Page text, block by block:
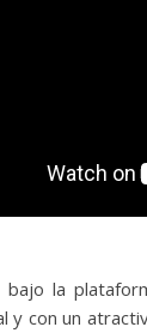
bajo la
y con un